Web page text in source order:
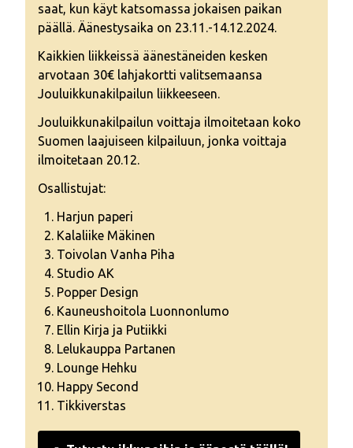
saat, kun käyt katsomassa jokaisen paikan
päällä. Äänestysaika on 23.11.-14.12.2024.
Kaikkien liikkeissä äänestäneiden kesken
arvotaan 30€ lahjakortti valitsemaansa
Jouluikkunakilpailun liikkeeseen.
Jouluikkunakilpailun voittaja ilmoitetaan koko
Suomen laajuiseen kilpailuun, jonka voittaja
ilmoitetaan 20.12.
Osallistujat:
Harjun paperi
Kalaliike Mäkinen
Toivolan Vanha Piha
Studio AK
Popper Design
Kauneushoitola Luonnonlumo
Ellin Kirja ja Putiikki
Lelukauppa Partanen
Lounge Hehku
Happy Second
Tikkiverstas